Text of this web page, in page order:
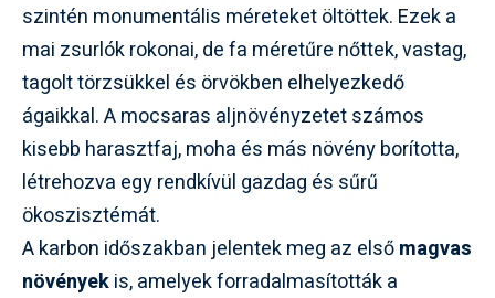
szintén monumentális méreteket öltöttek. Ezek a
mai zsurlók rokonai, de fa méretűre nőttek, vastag,
tagolt törzsükkel és örvökben elhelyezkedő
ágaikkal. A mocsaras aljnövényzetet számos
kisebb harasztfaj, moha és más növény borította,
létrehozva egy rendkívül gazdag és sűrű
ökoszisztémát.
A karbon időszakban jelentek meg az elsőmagvas
növényekis, amelyek forradalmasították a